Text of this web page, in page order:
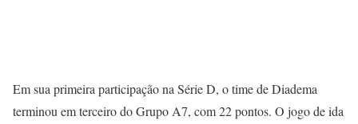
Em sua primeira participação na Série D, o time de Diadema
terminou em terceiro do Grupo A7, com 22 pontos. O jogo de ida